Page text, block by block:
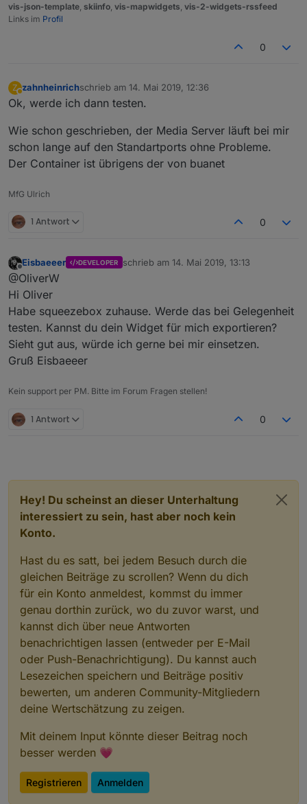
vis-json-template skiinfo vis-mapwidgets vis-2-widgets-rssfeed
Links im Profil
0
Z
Abwesend
zahnheinrichschrieb am 14. Mai 2019, 12:36
zuletzt editiert von
Ok, werde ich dann testen.
Wie schon geschrieben, der Media Server läuft bei mir
schon lange auf den Standartports ohne Probleme.
Der Container ist übrigens der von buanet
MfG Ulrich
1 Antwort 0
Offline
Eisbaeeer DEVELOPER schrieb am 14. Mai 2019, 13:13
zuletzt editiert von
@OliverW
Hi Oliver
Habe squeezebox zuhause. Werde das bei Gelegenheit
testen. Kannst du dein Widget für mich exportieren?
Sieht gut aus, würde ich gerne bei mir einsetzen.
Gruß Eisbaeeer
Kein support per PM. Bitte im Forum Fragen stellen!
1 Antwort 0
Hey! Du scheinst an dieser Unterhaltung
interessiert zu sein, hast aber noch kein
Konto.
Hast du es satt, bei jedem Besuch durch die
gleichen Beiträge zu scrollen? Wenn du dich
für ein Konto anmeldest, kommst du immer
genau dorthin zurück, wo du zuvor warst, und
kannst dich über neue Antworten
benachrichtigen lassen (entweder per E-Mail
oder Push-Benachrichtigung). Du kannst auch
Lesezeichen speichern und Beiträge positiv
bewerten, um anderen Community-Mitgliedern
deine Wertschätzung zu zeigen.
Mit deinem Input könnte dieser Beitrag noch
besser werden 💗
Registrieren Anmelden